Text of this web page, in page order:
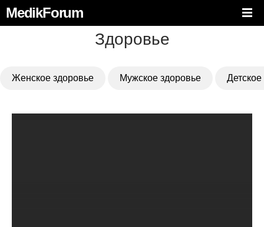
MedikForum
Здоровье
Женское здоровье Мужское здоровье